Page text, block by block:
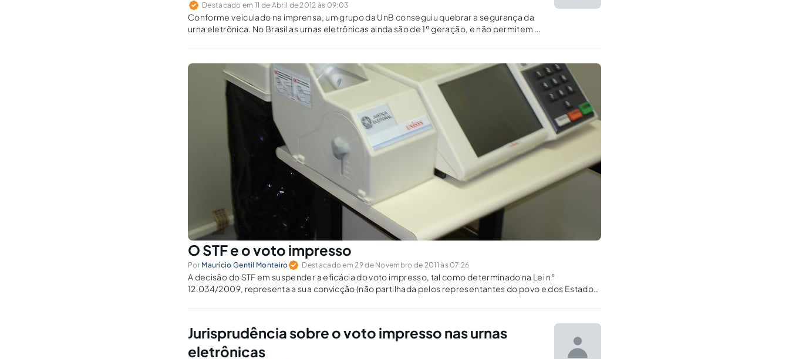
Destacado em 11 de Abril de 2012 às 09:03
Conforme veiculado na imprensa, um grupo da UnB conseguiu quebrar a segurança da
urna eletrônica. No Brasil as urnas eletrônicas ainda são de 1º geração, e não permitem a
O STF e o voto impresso
Por Maurício Gentil Monteiro Destacado em 29 de Novembro de 2011 às 07:26
A decisão do STF em suspender a eficácia do voto impresso, tal como determinado na Lei n°
12.034/2009, representa a sua convicção (não partilhada pelos representantes do povo e dos Estados)
Jurisprudência sobre o voto impresso nas urnas
eletrônicas